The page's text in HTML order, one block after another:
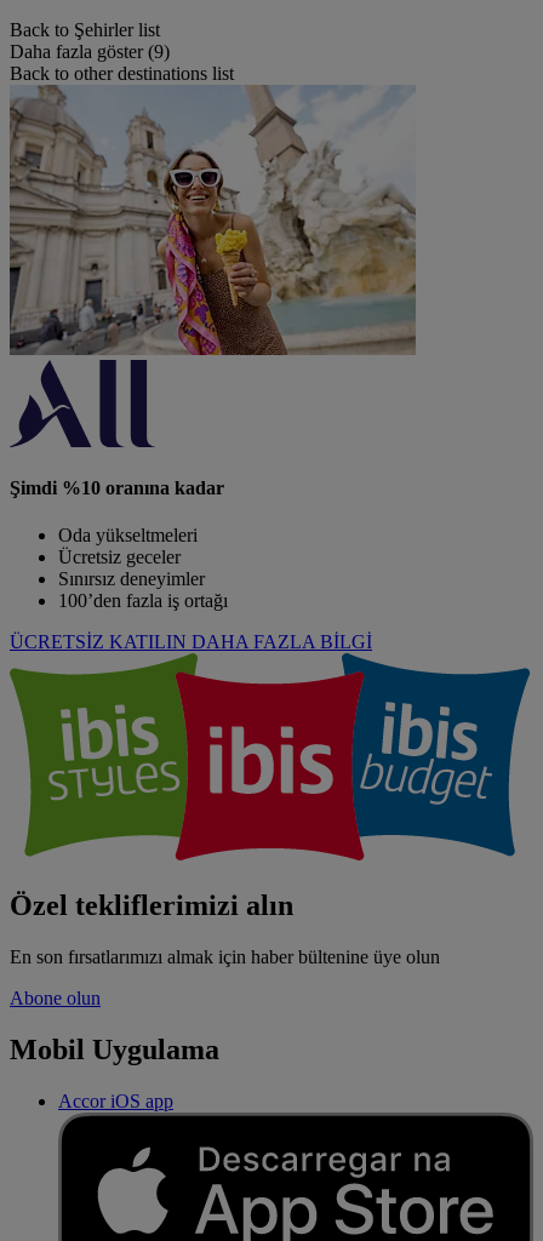
Back to Şehirler list
Daha fazla göster (9)
Back to other destinations list
Şimdi %10 oranına kadar
Oda yükseltmeleri
Ücretsiz geceler
Sınırsız deneyimler
100’den fazla iş ortağı
ÜCRETSİZ KATILIN DAHA FAZLA BİLGİ
Özel tekliflerimizi alın
En son fırsatlarımızı almak için haber bültenine üye olun
Abone olun
Mobil Uygulama
Accor iOS app